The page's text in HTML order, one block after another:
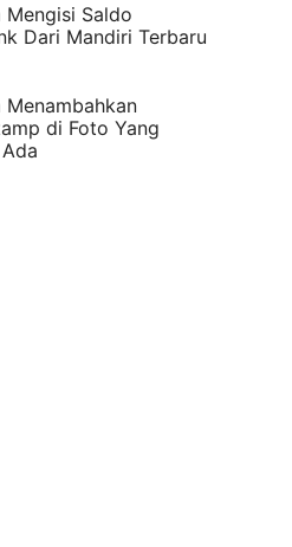
Mengisi Saldo
Dari Mandiri Terbaru
Menambahkan
di Foto Yang